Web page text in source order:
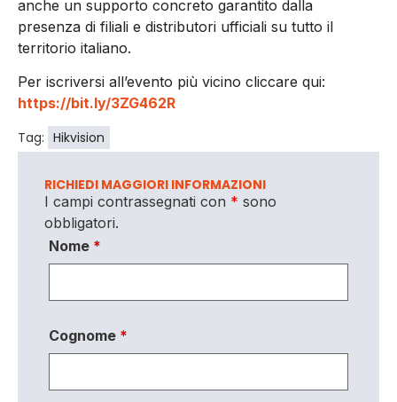
anche un supporto concreto garantito dalla
presenza di filiali e distributori ufficiali su tutto il
territorio italiano.
Per iscriversi all’evento più vicino cliccare qui:
https://bit.ly/3ZG462R
Tag: Hikvision
RICHIEDI MAGGIORI INFORMAZIONI
I campi contrassegnati con * sono
obbligatori.
Nome *
Cognome *